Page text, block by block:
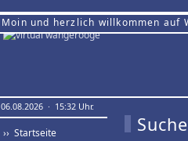
Moin und herzlich willkommen auf
06.08.2026 · 15:32 Uhr.
›› Startseite